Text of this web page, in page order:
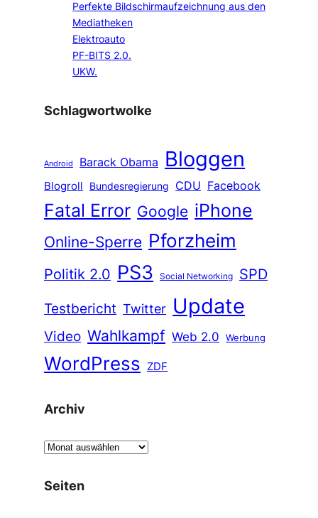
Perfekte Bildschirmaufzeichnung aus den
Mediatheken
Elektroauto
PF-BITS 2.0.
UKW.
Schlagwortwolke
Android Barack Obama Bloggen
Blogroll Bundesregierung CDU Facebook
Fatal Error Google iPhone
Online-Sperre Pforzheim
Politik 2.0 PS3 Social Networking
SPD
Testbericht Twitter Update
Video Wahlkampf Web 2.0 Werbung
WordPress ZDF
Archiv
A
c
Seiten